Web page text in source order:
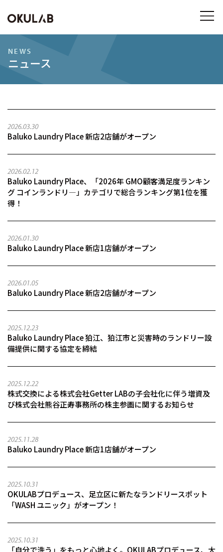
NEWS
ニュース
2026.03.30
Baluko Laundry Place 新店2店舗がオープン
2026.02.12
Baluko Laundry Place、「2026年 GMO顧客満足度ランキン
グ コインランドリ―」カテゴリで総合ランキング第1位を獲
得！
2026.01.30
Baluko Laundry Place 新店1店舗がオープン
2026.01.05
Baluko Laundry Place 新店2店舗がオープン
2025.12.23
Baluko Laundry Place 狛江、狛江市と災害時のランドリー設
備提供に関する協定を締結
2025.12.22
株式交換による株式会社Getter LABの子会社化に伴う増資及
び株式会社熊谷正寿事務所の株主参画に関するお知らせ
2025.11.28
Baluko Laundry Place 新店1店舗がオープン
2025.10.31
OKULABプロデュース、足立区に新たなランドリースポット
「WASH ユニック」がオープン！
2025.10.31
「自分で洗う」をもっと心地よく。OKULABプロデュース、大